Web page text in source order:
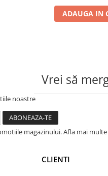
ADAUGA IN
Vrei să
noastre
magazinului. Afla mai multe
CLIENTI